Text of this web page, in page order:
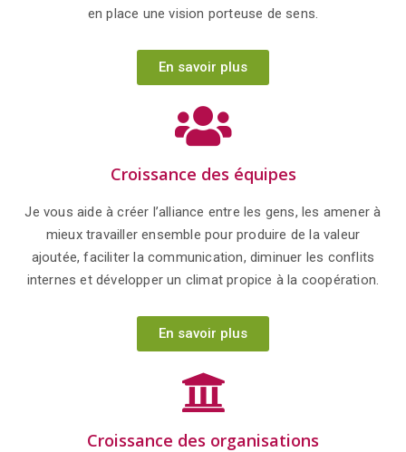
en place une vision porteuse de sens.
En savoir plus
Croissance des équipes
Je vous aide à créer l’alliance entre les gens, les amener à
mieux travailler ensemble pour produire de la valeur
ajoutée, faciliter la communication, diminuer les conflits
internes et développer un climat propice à la coopération.
En savoir plus
Croissance des organisations